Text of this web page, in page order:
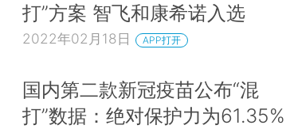
打”方案 智飞和康希诺入选
2022年02月18日 APP打开
国内第二款新冠疫苗公布“混
打”数据：绝对保护力为61.35%